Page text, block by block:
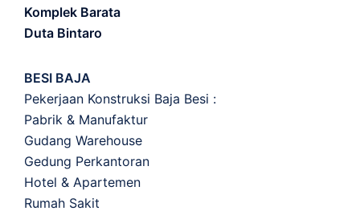
Komplek Barata
Duta Bintaro
BESI BAJA
Pekerjaan Konstruksi Baja Besi :
Pabrik & Manufaktur
Gudang Warehouse
Gedung Perkantoran
Hotel & Apartemen
Rumah Sakit